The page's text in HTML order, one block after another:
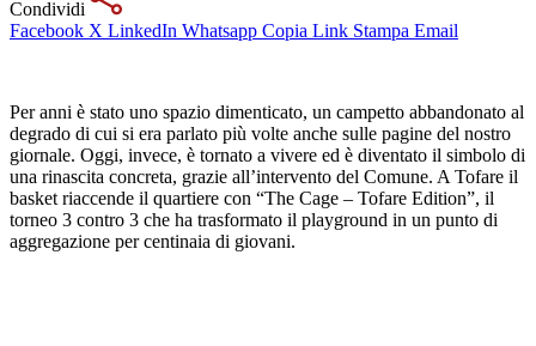
Condividi
Facebook X LinkedIn Whatsapp Copia Link Stampa Email
Per anni è stato uno spazio dimenticato, un campetto abbandonato al
degrado di cui si era parlato più volte anche sulle pagine del nostro
giornale. Oggi, invece, è tornato a vivere ed è diventato il simbolo di
una rinascita concreta, grazie all’intervento del Comune. A Tofare il
basket riaccende il quartiere con “The Cage – Tofare Edition”, il
torneo 3 contro 3 che ha trasformato il playground in un punto di
aggregazione per centinaia di giovani.